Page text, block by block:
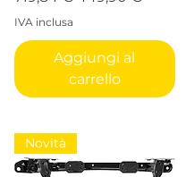
IVA inclusa
Aggiungi al
carrello
Novità